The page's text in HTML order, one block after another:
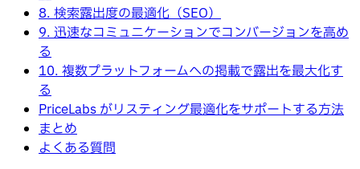
8. 検索露出度の最適化（SEO）
9. 迅速なコミュニケーションでコンバージョンを高め
る
10. 複数プラットフォームへの掲載で露出を最大化す
る
PriceLabs がリスティング最適化をサポートする方法
まとめ
よくある質問